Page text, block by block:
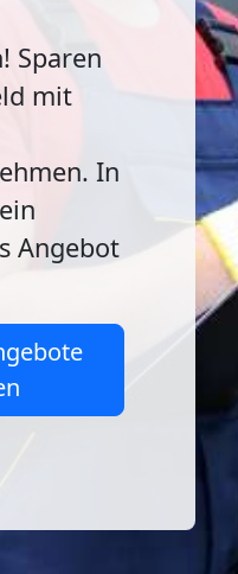
Sparen
mit
In
Angebot